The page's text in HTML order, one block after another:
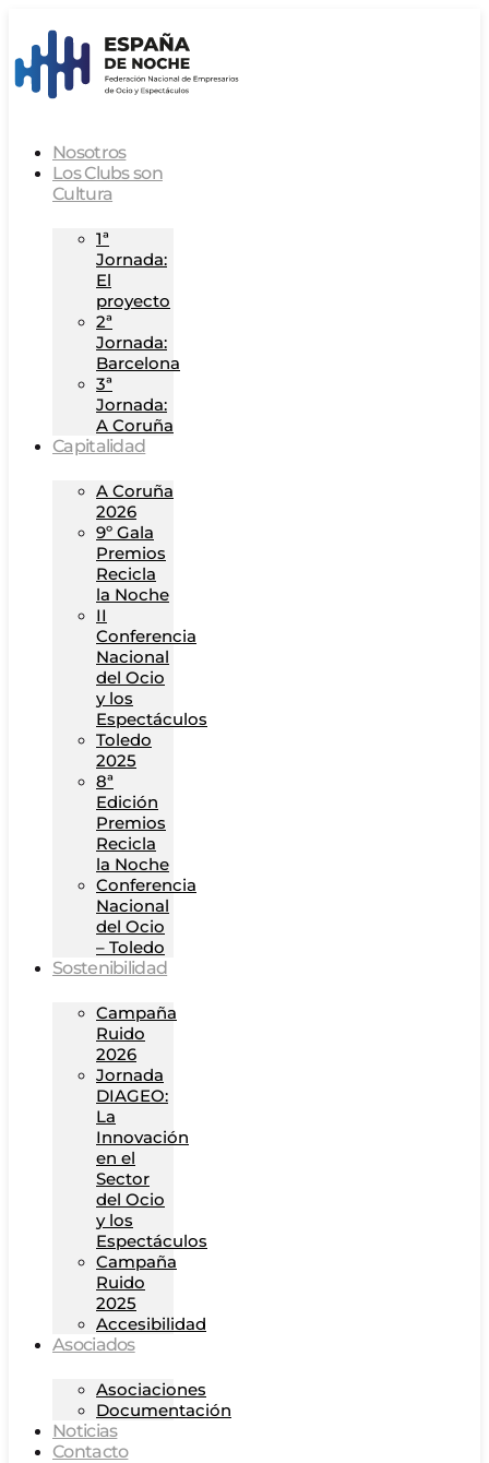
Nosotros
Los Clubs son
Cultura
1ª
Jornada:
El
proyecto
2ª
Jornada:
Barcelona
3ª
Jornada:
A Coruña
Capitalidad
A Coruña
2026
9º Gala
Premios
Recicla
la Noche
II
Conferencia
Nacional
del Ocio
y los
Espectáculos
Toledo
2025
8ª
Edición
Premios
Recicla
la Noche
Conferencia
Nacional
del Ocio
– Toledo
Sostenibilidad
Campaña
Ruido
2026
Jornada
DIAGEO:
La
Innovación
en el
Sector
del Ocio
y los
Espectáculos
Campaña
Ruido
2025
Accesibilidad
Asociados
Asociaciones
Documentación
Noticias
Contacto